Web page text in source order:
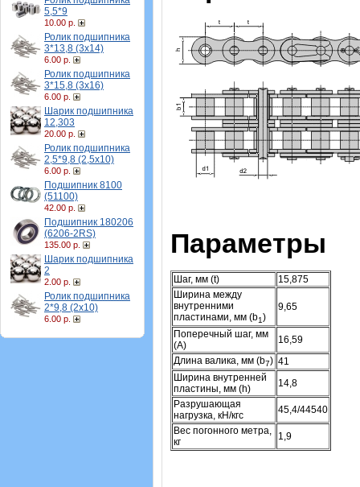
5,5*9
10.00 р.
Ролик подшипника
3*13,8 (3х14)
6.00 р.
Ролик подшипника
3*15,8 (3х16)
6.00 р.
Шарик подшипника
12,303
20.00 р.
Ролик подшипника
2,5*9,8 (2,5х10)
6.00 р.
Подшипник 8100
(51100)
42.00 р.
Подшипник 180206
(6206-2RS)
135.00 р.
Шарик подшипника
2
2.00 р.
Ролик подшипника
2*9,8 (2х10)
6.00 р.
Параметры
Шаг, мм (t)
15,875
Ширина между
внутренними
пластинами, мм (b1)
9,65
Поперечный шаг, мм
(А)
16,59
Длина валика, мм (b7) 41
Ширина внутренней
пластины, мм (h)
14,8
Разрушающая
нагрузка, кН/кгс
45,4/44540
Вес погонного метра,
кг
1,9